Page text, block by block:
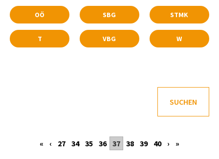
OÖ SBG STMK
T VBG W
SUCHEN
« ‹ 27 34 35 36 37 38 39 40 › »